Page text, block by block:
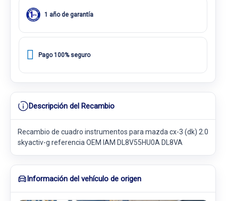
1 año de garantía
Pago 100% seguro
Descripción del Recambio
Recambio de cuadro instrumentos para mazda cx-3 (dk) 2.0
skyactiv-g referencia OEM IAM DL8V55HU0A DL8VA
Información del vehículo de origen